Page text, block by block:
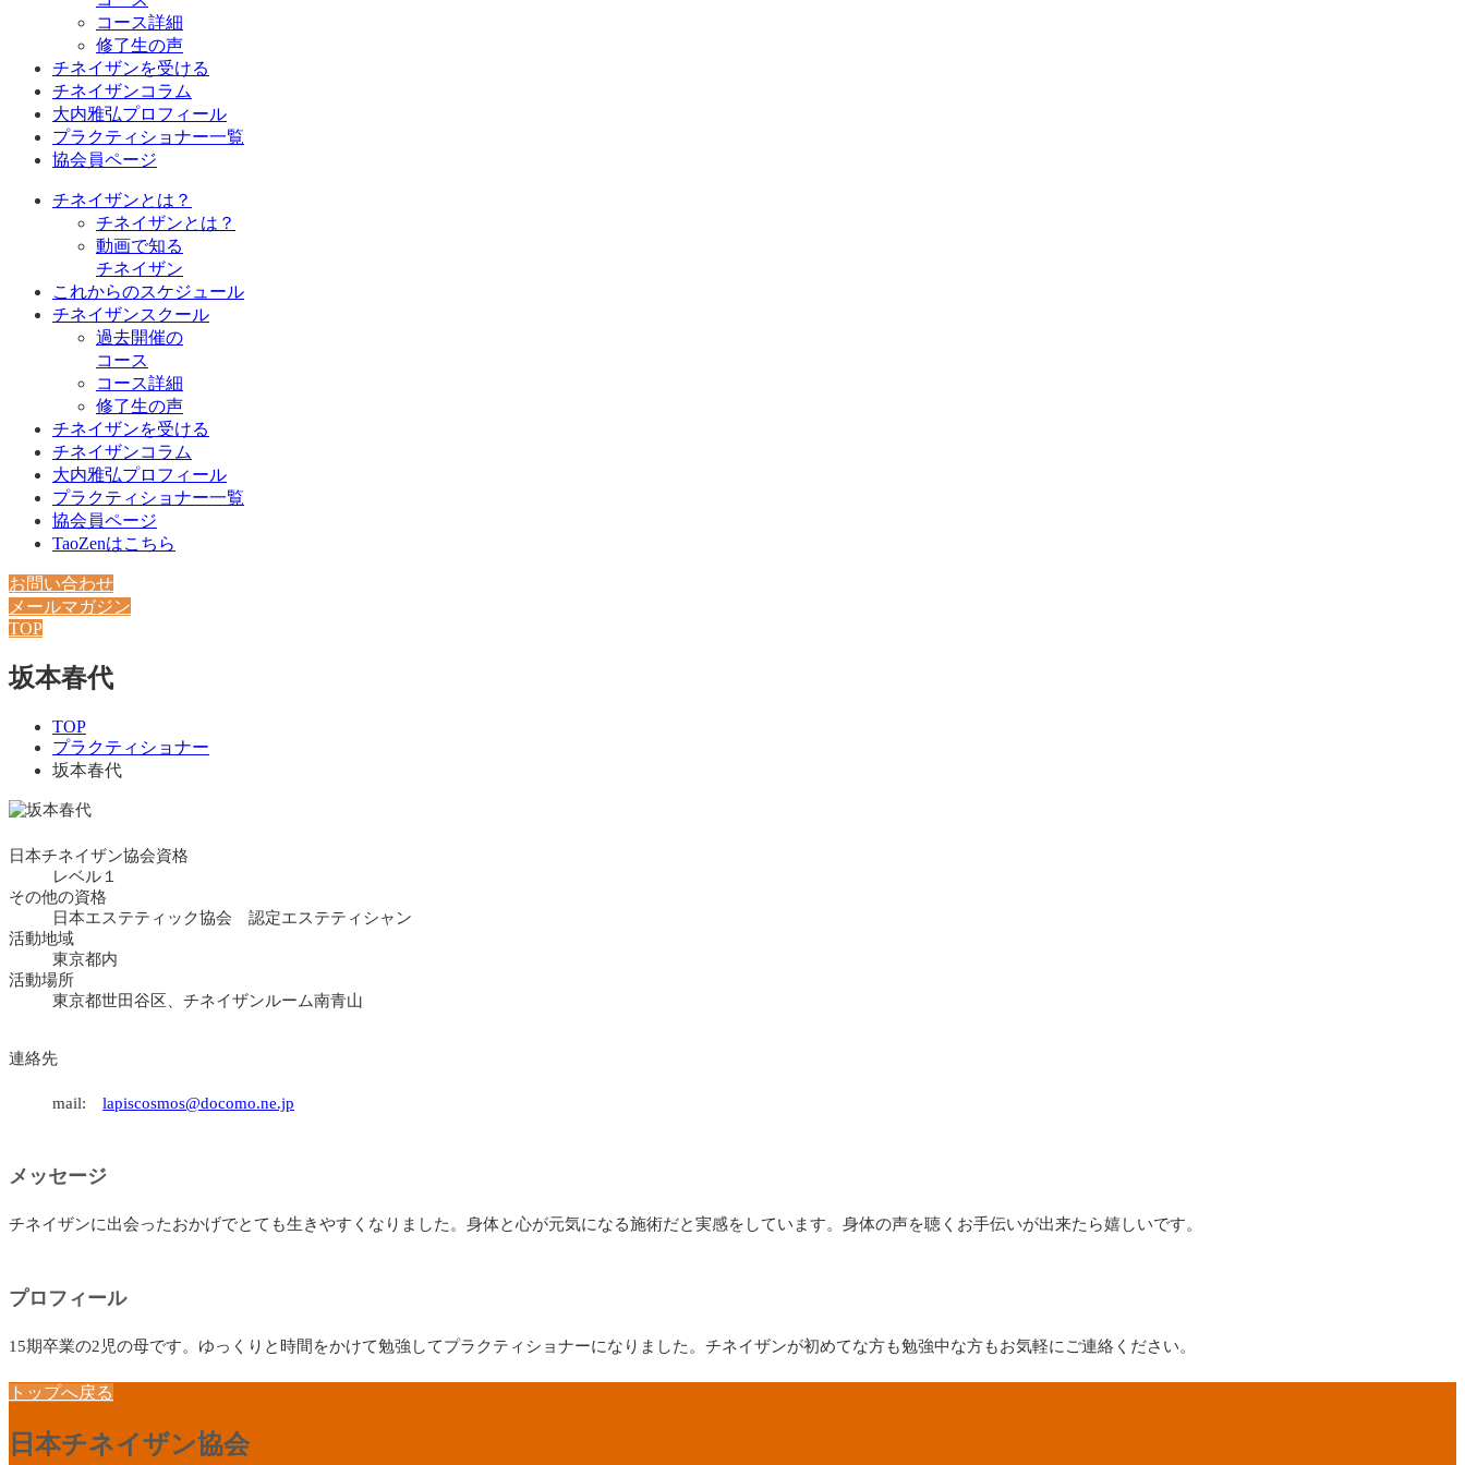
コース詳細
修了生の声
チネイザンを受ける
チネイザンコラム
大内雅弘プロフィール
プラクティショナー一覧
協会員ページ
チネイザンとは？
チネイザンとは？
動画で知る
チネイザン
これからのスケジュール
チネイザンスクール
過去開催の
コース
コース詳細
修了生の声
チネイザンを受ける
チネイザンコラム
大内雅弘プロフィール
プラクティショナー一覧
協会員ページ
TaoZenはこちら
お問い合わせ
メールマガジン
TOP
坂本春代
TOP
プラクティショナー
坂本春代
日本チネイザン協会資格
レベル１
その他の資格
日本エステティック協会 認定エステティシャン
活動地域
東京都内
活動場所
東京都世田谷区、チネイザンルーム南青山
連絡先
mail: lapiscosmos@docomo.ne.jp
メッセージ
チネイザンに出会ったおかげでとても生きやすくなりました。身体と心が元気になる施術だと実感をしています。身体の声を聴くお手伝いが出来たら嬉しいです。
プロフィール
15期卒業の2児の母です。ゆっくりと時間をかけて勉強してプラクティショナーになりました。チネイザンが初めてな方も勉強中な方もお気軽にご連絡ください。
トップへ戻る
日本チネイザン協会